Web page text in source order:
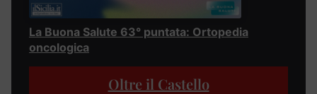
La Buona Salute 63° puntata: Ortopedia
oncologica
Oltre il Castello